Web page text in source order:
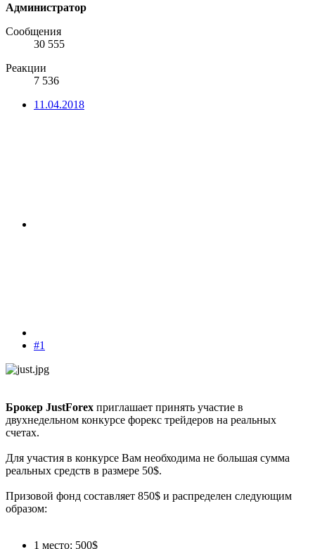
Администратор
Сообщения
30 555
Реакции
7 536
11.04.2018
#1
Брокер JustForex приглашает принять участие в
двухнедельном конкурсе форекс трейдеров на реальных
счетах.
Для участия в конкурсе Вам необходима не большая сумма
реальных средств в размере 50$.
Призовой фонд составляет 850$ и распределен следующим
образом:
1 место: 500$